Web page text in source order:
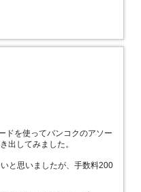
ドを使ってバンコクのアソー
出してみました。
と思いましたが、手数料200